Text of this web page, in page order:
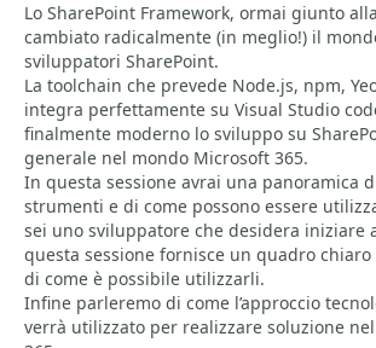
Lo SharePoint Framework, ormai giunto
cambiato radicalmente (in meglio!) il
sviluppatori SharePoint.
La toolchain che prevede Node.js, npm,
integra perfettamente su Visual Studio
finalmente moderno lo sviluppo su
generale nel mondo Microsoft 365.
In questa sessione avrai una panoramica
strumenti e di come possono essere
sei uno sviluppatore che desidera iniziare
questa sessione fornisce un quadro
di come è possibile utilizzarli.
Infine parleremo di come l’approccio
verrà utilizzato per realizzare soluzione